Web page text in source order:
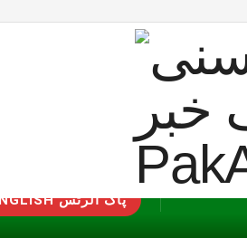
ENGLISH پاک الرٹس